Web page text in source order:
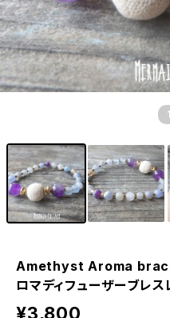
1
Amethyst Aroma
ロマディフューザーブレス
¥3,800